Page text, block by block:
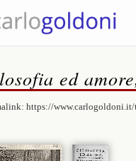
ed
https://